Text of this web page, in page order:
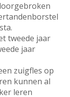
tweede jaar
jaar
zuigfles op
kunnen al
leren